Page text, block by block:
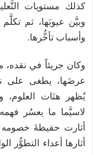
كذلك مستويات
وبيَّن عيوبَها، ثم
وأسباب تأخُّرها.
وكان جريئاً في نقده،
عرضَها، يطغى على
يُظهر هنَات العلوم،
لاسيَّما ما يعسُر
أثارت حفيظةَ خصومه
أثارها أعداء التطوُّر